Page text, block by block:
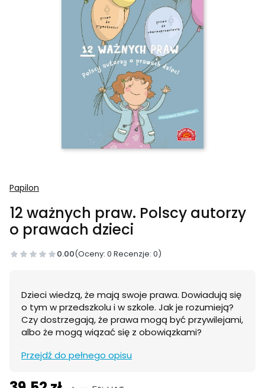
Papilon
12 ważnych praw. Polscy autorzy
o prawach dzieci
0.00(Oceny: 0 Recenzje: 0)
Dzieci wiedzą, że mają swoje prawa. Dowiadują się
o tym w przedszkolu i w szkole. Jak je rozumieją?
Czy dostrzegają, że prawa mogą być przywilejami,
albo że mogą wiązać się z obowiązkami?
Przejdź do pełnego opisu